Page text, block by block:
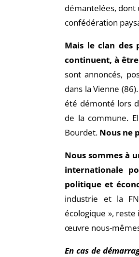
démantelées, dont
confédération
Mais le clan des
continuent, à
sont annoncés,
dans la Vienne
été démonté lors
de la commune.
Bourdet. Nous ne
Nous sommes à
internationale
politique et
industrie et la
écologique »,
œuvre nous-
En cas de